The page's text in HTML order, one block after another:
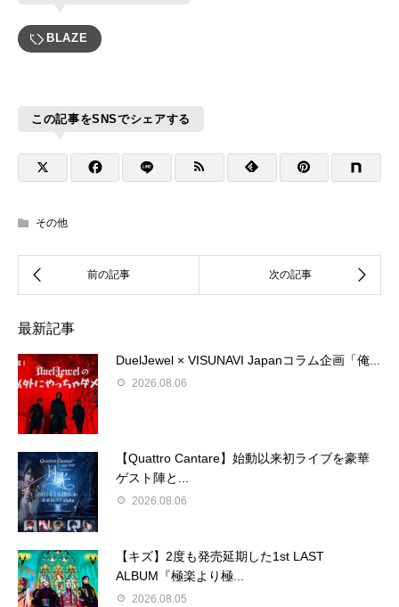
BLAZE
この記事をSNSでシェアする
その他
最新記事
DuelJewel × VISUNAVI Japanコラム企画「俺...
2026.08.06
【Quattro Cantare】始動以来初ライブを豪華
ゲスト陣と...
2026.08.06
【キズ】2度も発売延期した1st LAST
ALBUM『極楽より極...
2026.08.05